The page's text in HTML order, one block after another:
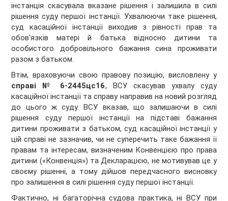
інстанція скасувала вказане рішення і залишила в силі
рішення суду першої інстанції. Ухвалюючи таке рішення,
суд касаційної інстанції виходив з рівності прав та
обов'язків матері й батька відносно дитини та
особистого добровільного бажання сина проживати
разом з батьком.
Втім, враховуючи свою правову позицію, висловлену у
справі № 6-2445цс16, ВСУ скасував ухвалу суду
касаційної інстанції та справу направив на новий розгляд
до цього ж суду. ВСУ вказав, що залишаючи в силі
рішення суду першої інстанції на підставі бажання
дитини проживати з батьком, суд касаційної інстанції у
цій справі не зазначив, чи не суперечить таке бажання її
правам та інтересам, визначеним Конвенцією про права
дитини («Конвенція») та Декларацією, не мотивував це у
своєму рішенні, а тому дійшов передчасного висновку
про залишення в силі рішення суду першої інстанції.
Фактично, ні багаторічна судова практика, ні ВСУ при